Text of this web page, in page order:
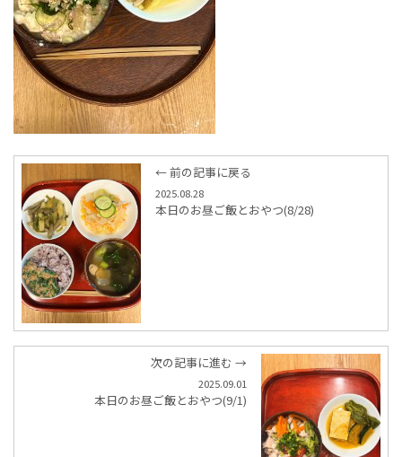
← 前の記事に戻る
2025.08.28
本日のお昼ご飯とおやつ(8/28)
次の記事に進む →
2025.09.01
本日のお昼ご飯とおやつ(9/1)